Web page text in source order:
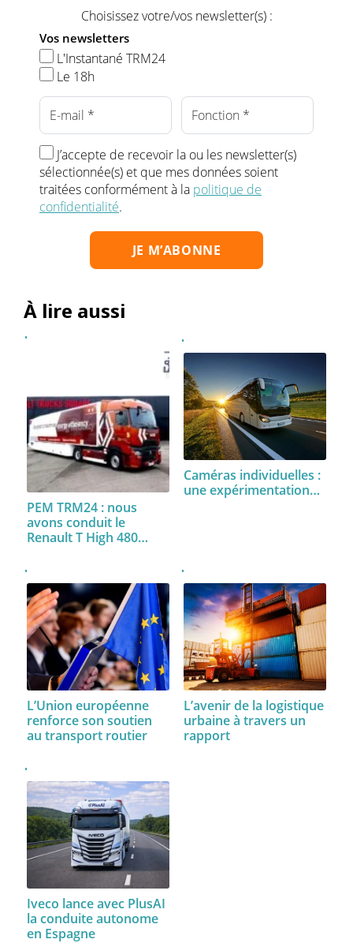
Choisissez votre/vos newsletter(s) :
Vos newsletters
L'Instantané TRM24
Le 18h
J’accepte de recevoir la ou les newsletter(s)
sélectionnée(s) et que mes données soient
traitées conformément à la politique de
confidentialité.
À lire aussi
PEM TRM24 : nous
avons conduit le
Renault T High 480…
Caméras individuelles :
une expérimentation…
L’Union européenne
renforce son soutien
au transport routier
L’avenir de la logistique
urbaine à travers un
rapport
Iveco lance avec PlusAI
la conduite autonome
en Espagne